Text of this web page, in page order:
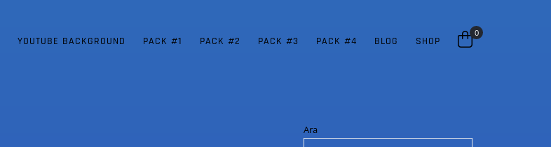
YOUTUBE BACKGROUND PACK #1 PACK #2 PACK #3 PACK #4 BLOG SHOP
0
Ara